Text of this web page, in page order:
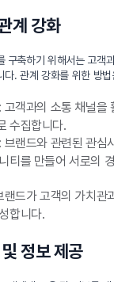
계 강화
구축하기 위해서는 고객
다. 관계 강화를 위한 방
: 고객과의 소통 채널을
수집합니다.
: 브랜드와 관련된 관심
티를 만들어 서로의
랜드가 고객의 가치관
합니다.
정보 제공